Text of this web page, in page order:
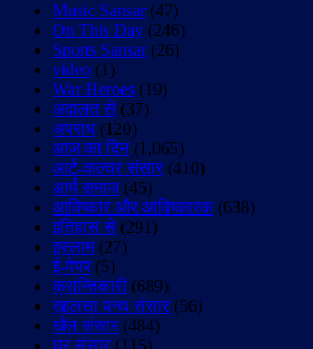
Music Sansar(47)
On This Day (246)
Sports Sansar(26)
video (1)
War Heroes (19)
अदालत से (37)
अपराध(120)
आज का दिन(1,065)
आर्ट-कल्चर संसार (410)
आर्य समाज(45)
आविष्कार और आविष्कारक (638)
इतिहास से (291)
इस्लाम(27)
ई-पेपर (5)
क्रान्तिकारी (689)
ख़ालसा पन्थ संसार (56)
खेल संसार (484)
घर संसार (115)